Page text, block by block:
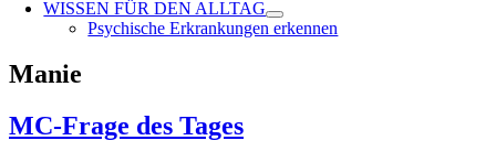
WISSEN FÜR DEN ALLTAG
Psychische Erkrankungen erkennen
Manie
MC-Frage des Tages